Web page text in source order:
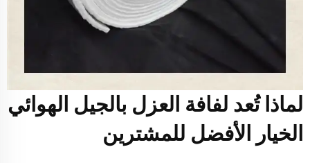
لماذا تُعد لفافة العزل بالجيل الهوائي
الخيار الأفضل للمشترين